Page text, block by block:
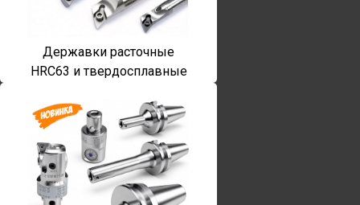
Державки расточные
HRC63 и твердосплавные